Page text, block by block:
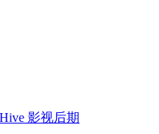
影视后期